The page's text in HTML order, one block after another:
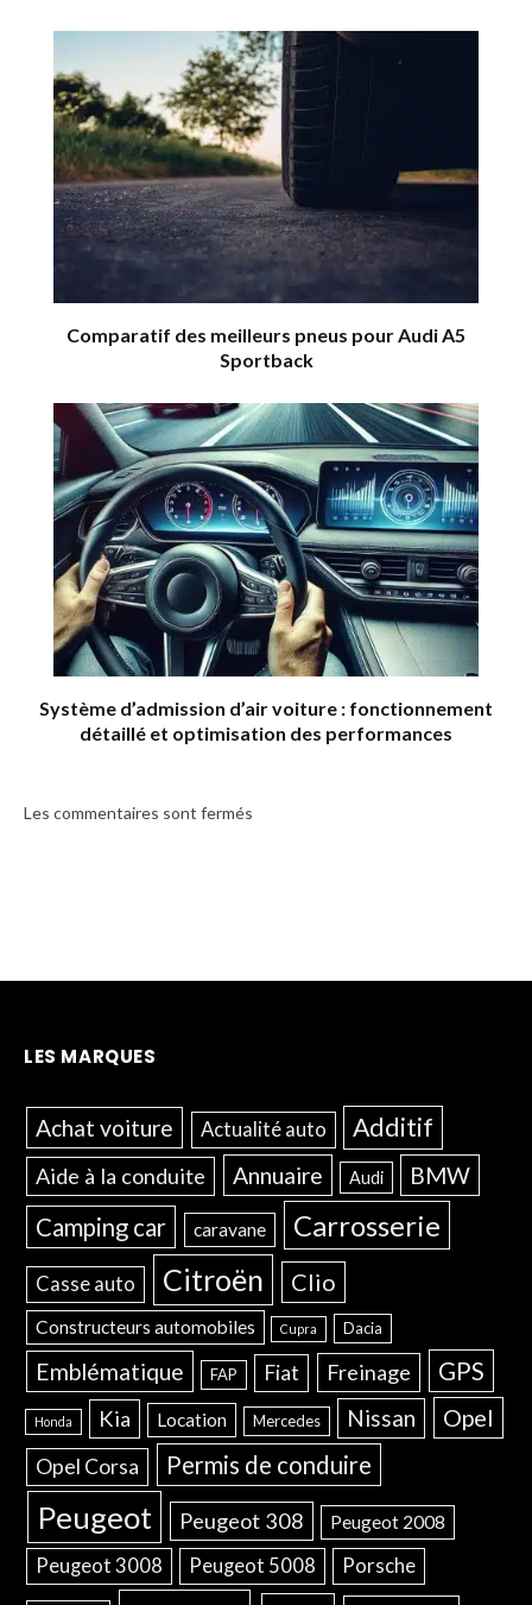
Comparatif des meilleurs pneus pour Audi A5
Sportback
Système d’admission d’air voiture : fonctionnement
détaillé et optimisation des performances
Les commentaires sont fermés
LES MARQUES
Achat voiture Actualité auto Additif
Aide à la conduite Annuaire Audi BMW
Camping car caravane Carrosserie
Casse auto Citroën Clio
Constructeurs automobiles Cupra Dacia
Emblématique FAP Fiat Freinage GPS
Honda Kia Location Mercedes Nissan Opel
Opel Corsa Permis de conduire
Peugeot Peugeot 308 Peugeot 2008
Peugeot 3008 Peugeot 5008 Porsche